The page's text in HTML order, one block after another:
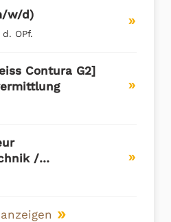
w/d)
OPf.
double_arrow
Contura G2]
double_arrow
/
w/d) in Nürnberg
double_arrow
double_arrow